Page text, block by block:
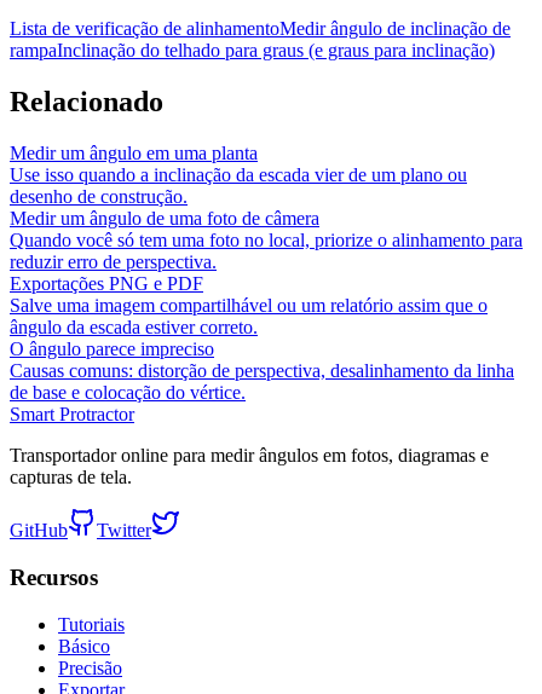
Lista de verificação de alinhamentoMedir ângulo de inclinação de
rampaInclinação do telhado para graus (e graus para inclinação)
Relacionado
Medir um ângulo em uma planta
Use isso quando a inclinação da escada vier de um plano ou
desenho de construção.
Medir um ângulo de uma foto de câmera
Quando você só tem uma foto no local, priorize o alinhamento para
reduzir erro de perspectiva.
Exportações PNG e PDF
Salve uma imagem compartilhável ou um relatório assim que o
ângulo da escada estiver correto.
O ângulo parece impreciso
Causas comuns: distorção de perspectiva, desalinhamento da linha
de base e colocação do vértice.
Smart Protractor
Transportador online para medir ângulos em fotos, diagramas e
capturas de tela.
GitHub Twitter
Recursos
Tutoriais
Básico
Precisão
Exportar